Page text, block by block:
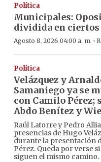
Política
Municipales:
dividida en
Agosto 8, 2026 04:00 a. m. ·
Política
Velázquez y
Samaniego ya se
con Camilo Pérez;
Abdo Benítez y
Raúl Latorre y Pedro
presencias de Hugo
durante la presentación
Pérez. Queda por verse
siguen el mismo camino.